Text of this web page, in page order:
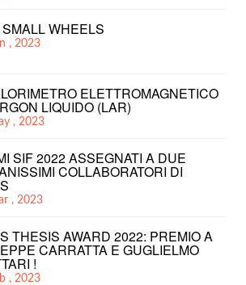
WHEELS
, 2023
ELETTROMAGNETICO
LIQUIDO (LAR)
, 2023
SIF 2022 ASSEGNATI A DUE
COLLABORATORI DI
, 2023
THESIS AWARD 2022: PREMIO A
CARRATTA E GUGLIELMO
!
, 2023